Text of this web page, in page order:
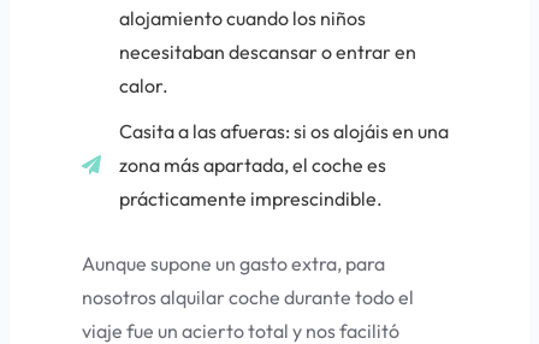
alojamiento cuando los niños
necesitaban descansar o entrar en
calor.
Casita a las afueras: si os alojáis en una
zona más apartada, el coche es
prácticamente imprescindible.
Aunque supone un gasto extra, para
nosotros alquilar coche durante todo el
viaje fue un acierto total y nos facilitó